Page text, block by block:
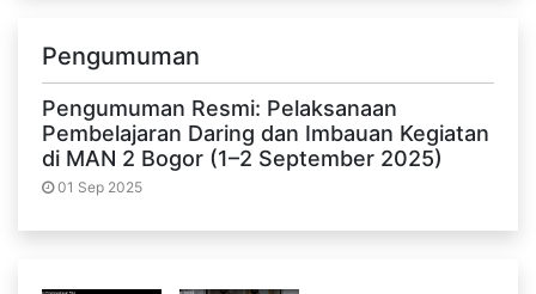
Pengumuman
Pengumuman Resmi: Pelaksanaan
Pembelajaran Daring dan Imbauan Kegiatan
di MAN 2 Bogor (1–2 September 2025)
01 Sep 2025